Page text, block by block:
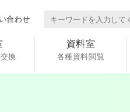
合わせ
換
資料室
各種資料閲覧